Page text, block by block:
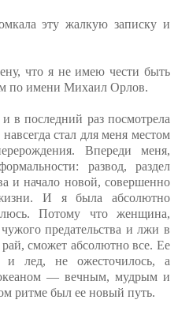
эту жалкую записку и
что я не имею чести быть
по имени Михаил Орлов.
в последний раз посмотрела
стал для меня местом
Впереди меня,
развод, раздел
и начало новой, совершенно
И я была абсолютно
Потому что женщина,
предательства и лжи в
сможет абсолютно все. Ее
и лед, не ожесточилось, а
— вечным, мудрым и
ритме был ее новый путь.